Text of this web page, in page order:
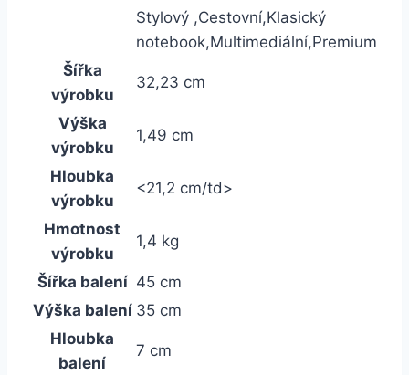
Stylový ,Cestovní,Klasický
notebook,Multimediální,Premium
Šířka
výrobku
32,23 cm
Výška
výrobku
1,49 cm
Hloubka
výrobku
<21,2 cm/td>
Hmotnost
výrobku
1,4 kg
Šířka balení 45 cm
Výška balení 35 cm
Hloubka
balení
7 cm